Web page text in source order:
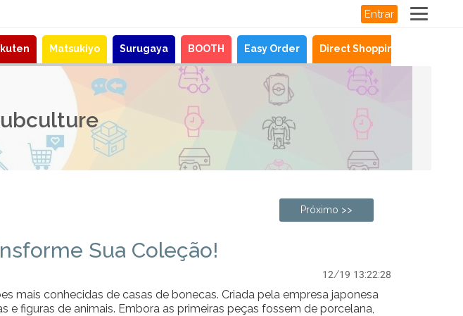
Entrar
Matsukiyo Surugaya BOOTH Easy Order Direct Shopping
Próximo >>
Sua Coleção!
12/19 13:22:28
mais conhecidas de casas de bonecas. Criada pela empresa japonesa
figuras de animais. Embora as primeiras peças fossem de porcelana,